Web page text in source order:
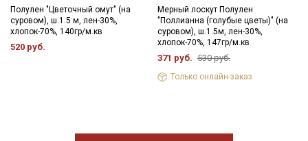
Полулен "Цветочный омут" (на
суровом), ш.1.5 м, лен-30%,
хлопок-70%, 140гр/м.кв
520 руб.
Мерный лоскут Полулен
"Поллианна (голубые цветы)" (на
суровом), ш.1.5м, лен-30%,
хлопок-70%, 147гр/м.кв
371 руб. 530 руб.
Только онлайн-заказ